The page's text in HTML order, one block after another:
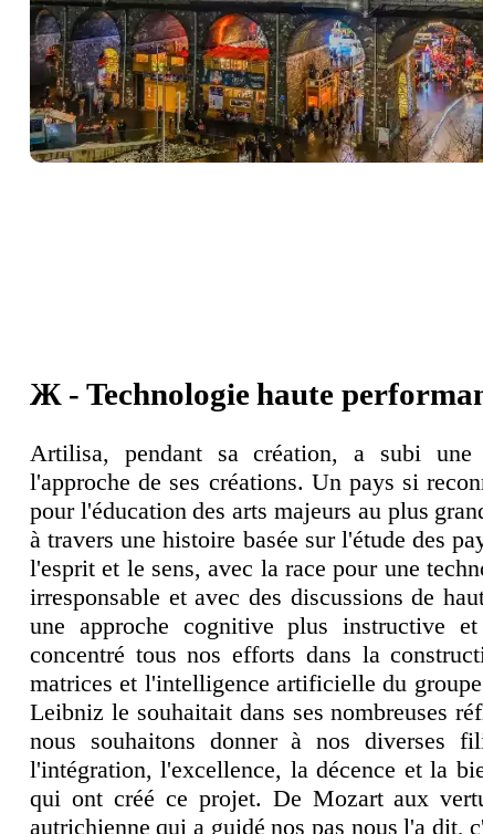
Contact
Imprimer
Offre
d'emploi
Modules
FAQ
Journal
Réseau
Mail
Magasin
Ж - Technologie haute
Artilisa, pendant sa création, a subi
l'approche de ses créations. Un pays si
pour l'éducation des arts majeurs au plus
à travers une histoire basée sur l'étude des
l'esprit et le sens, avec la race pour une
irresponsable et avec des discussions de
une approche cognitive plus instructive
concentré tous nos efforts dans la
matrices et l'intelligence artificielle du
Leibniz le souhaitait dans ses nombreuses
nous souhaitons donner à nos diverses
l'intégration, l'excellence, la décence et la
qui ont créé ce projet. De Mozart aux
autrichienne qui a guidé nos pas nous l'a dit,